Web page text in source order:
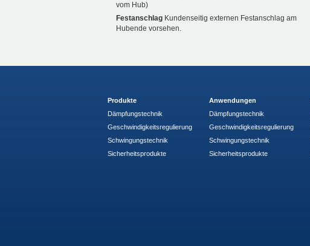
vom Hub)
Festanschlag Kundenseitig externen Festanschlag am
Hubende vorsehen.
Produkte
Dämpfungstechnik
Geschwindigkeitsregulierung
Schwingungstechnik
Sicherheitsprodukte
Anwendungen
Dämpfungstechnik
Geschwindigkeitsregulierung
Schwingungstechnik
Sicherheitsprodukte